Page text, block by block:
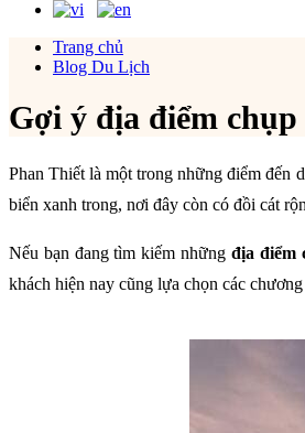
Trang chủ
Blog Du Lịch
Gợi ý địa điểm
Phan Thiết là một trong những điểm đến
biển xanh trong, nơi đây còn có đồi cát
Nếu bạn đang tìm kiếm những địa điểm
khách hiện nay cũng lựa chọn các